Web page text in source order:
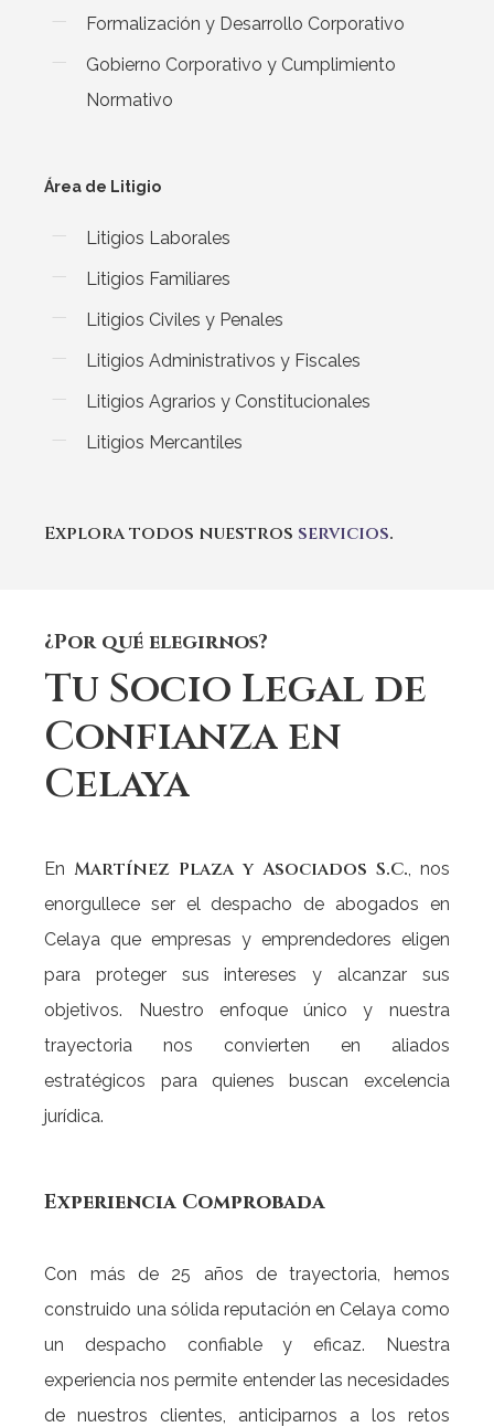
Formalización y Desarrollo Corporativo
Gobierno Corporativo y Cumplimiento
Normativo
Área de Litigio
Litigios Laborales
Litigios Familiares
Litigios Civiles y Penales
Litigios Administrativos y Fiscales
Litigios Agrarios y Constitucionales
Litigios Mercantiles
Explora todos nuestros servicios.
¿Por qué elegirnos?
Tu Socio Legal de
Confianza en
Celaya
EnMartínez Plaza y Asociados S.C., nos
enorgullece ser el despacho de abogados en
Celaya que empresas y emprendedores eligen
para proteger sus intereses y alcanzar sus
objetivos. Nuestro enfoque único y nuestra
trayectoria nos convierten en aliados
estratégicos para quienes buscan excelencia
jurídica.
Experiencia Comprobada
Con más de 25 años de trayectoria, hemos
construido una sólida reputación en Celaya como
un despacho confiable y eficaz. Nuestra
experiencia nos permite entender las necesidades
de nuestros clientes, anticiparnos a los retos